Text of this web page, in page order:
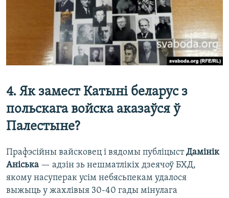
4. Як замест Катыні беларус з
польскага войска аказаўся ў
Палестыне?
Прафэсійны вайсковец і вядомы публіцыстДамінік
Аніська — адзін зь нешматлікіх дзеячоў БХД,
якому насуперак усім небясьпекам удалося
выжыць у жахлівыя 30-40 гады мінулага